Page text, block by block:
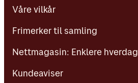
Våre vilkår
Frimerker til samling
Nettmagasin: Enklere hverdag
Kundeaviser